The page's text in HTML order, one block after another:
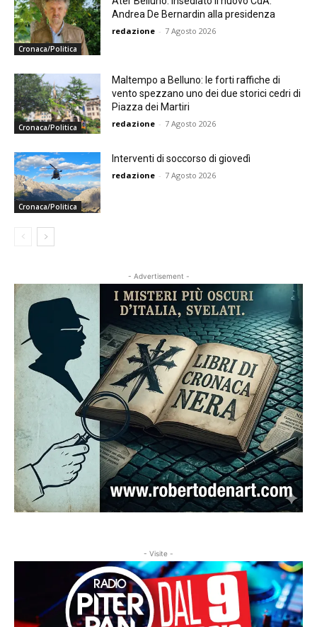
Cronaca/Politica
Andrea De Bernardin alla presidenza
redazione - 7 Agosto 2026
Cronaca/Politica
Maltempo a Belluno: le forti raffiche di
vento spezzano uno dei due storici cedri di
Piazza dei Martiri
redazione - 7 Agosto 2026
Cronaca/Politica
Interventi di soccorso di giovedì
redazione - 7 Agosto 2026
- Advertisement -
- Visite -